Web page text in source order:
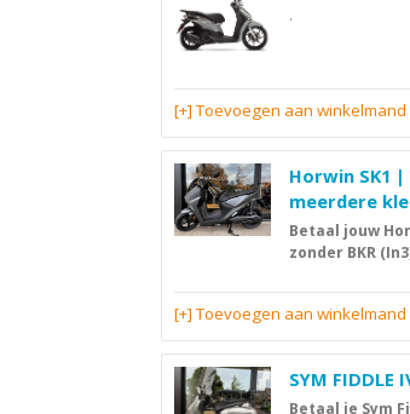
.
[+] Toevoegen aan winkelmand
Horwin SK1
meerdere
Betaal jouw
zonder BKR
[+] Toevoegen aan winkelmand
SYM
Betaal je Sym